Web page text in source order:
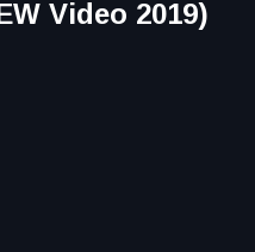
Video 2019)